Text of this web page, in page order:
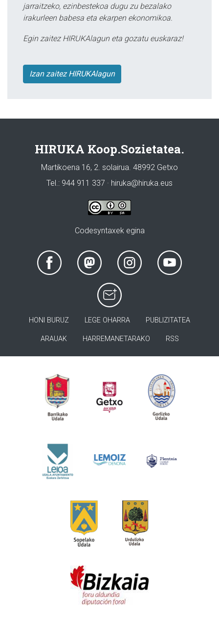
jarraitzeko, ezinbestekoa dugu zu bezalako
irakurleen babesa eta ekarpen ekonomikoa.
Egin zaitez HIRUKAlagun eta gozatu euskaraz!
Izan zaitez HIRUKAlagun
HIRUKA Koop.Sozietatea.
Martikoena 16, 2. solairua. 48992 Getxo
Tel.: 944 911 337 · hiruka@hiruka.eus
Codesyntaxek egina
HONI BURUZ LEGE OHARRA PUBLIZITATEA
ARAUAK HARREMANETARAKO RSS